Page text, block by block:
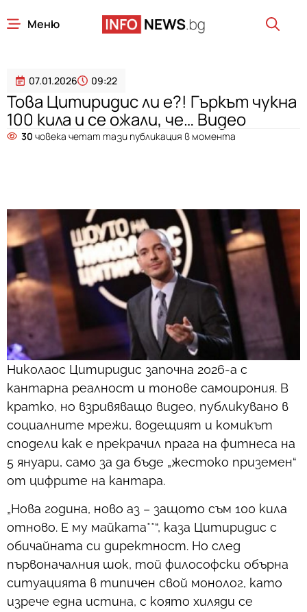
Меню
07.01.2026 09:22
Това Цитиридис ли е?! Гъркът чукна
100 кила и се ожали, че… Видео
30 човека четат тази публикация в момента
Николаос Цитиридис започна 2026-а с
кантарна реалност и тонове самоирония. В
кратко, но взривяващо видео, публикувано в
социалните мрежи, водещият и комикът
сподели как е прекрачил прага на фитнеса на
5 януари, само за да бъде „жестоко приземен“
от цифрите на кантара.
„Нова година, ново аз – защото съм 100 кила
отново. Е му майката**“, каза Цитиридис с
обичайната си директност. Но след
първоначалния шок, той философски обърна
ситуацията в типичен свой монолог, като
изрече една истина, с която хиляди се